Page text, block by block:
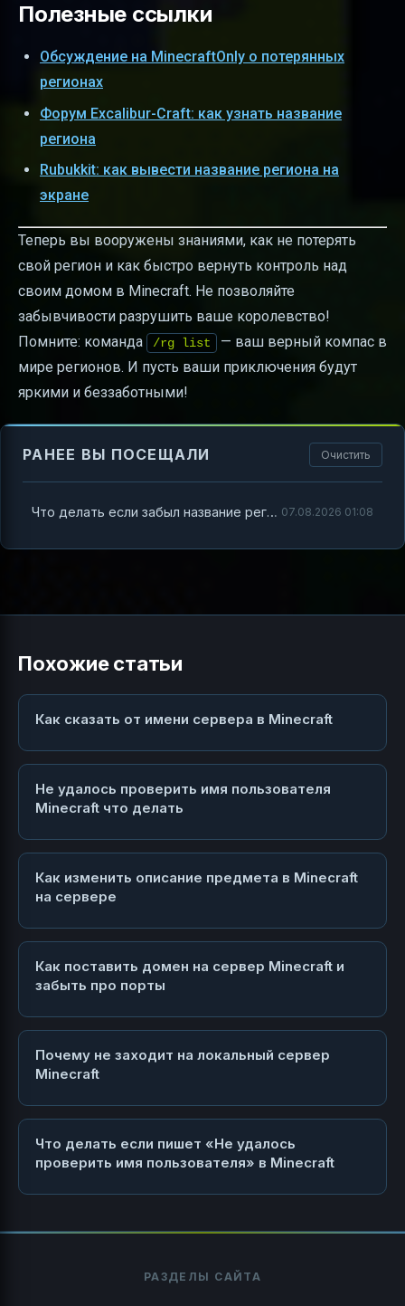
Полезные ссылки
Обсуждение на MinecraftOnly о потерянных
регионах
Форум Excalibur-Craft: как узнать название
региона
Rubukkit: как вывести название региона на
экране
Теперь вы вооружены знаниями, как не потерять
свой регион и как быстро вернуть контроль над
своим домом в Minecraft. Не позволяйте
забывчивости разрушить ваше королевство!
Помните: команда
/rg list
— ваш верный компас в
мире регионов. И пусть ваши приключения будут
яркими и беззаботными!
РАНЕЕ ВЫ ПОСЕЩАЛИ Очистить
Что делать если забыл название региона в Minecraft на сервере 07.08.2026 01:08
Похожие статьи
Как сказать от имени сервера в Minecraft
Не удалось проверить имя пользователя
Minecraft что делать
Как изменить описание предмета в Minecraft
на сервере
Как поставить домен на сервер Minecraft и
забыть про порты
Почему не заходит на локальный сервер
Minecraft
Что делать если пишет «Не удалось
проверить имя пользователя» в Minecraft
РАЗДЕЛЫ САЙТА